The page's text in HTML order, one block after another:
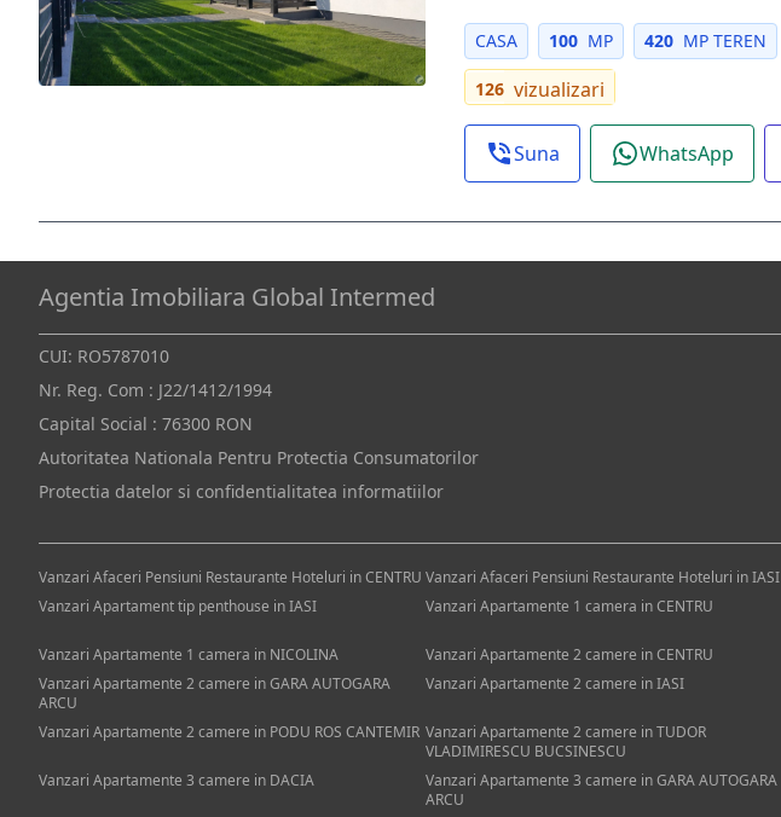
CASA MP
100 MP TEREN
420
vizualizari
126
Suna WhatsApp
Agentia Imobiliara Global Intermed
CUI: RO5787010
Nr. Reg. Com : J22/1412/1994
Capital Social : 76300 RON
Autoritatea Nationala Pentru Protectia Consumatorilor
Protectia datelor si confidentialitatea informatiilor
Vanzari Afaceri Pensiuni Restaurante Hoteluri in CENTRU Vanzari Afaceri Pensiuni Restaurante Hoteluri in IASI
Vanzari Apartament tip penthouse in IASI
Vanzari Apartamente 1 camera in CENTRU
Vanzari Apartamente 1 camera in NICOLINA
Vanzari Apartamente 2 camere in CENTRU
Vanzari Apartamente 2 camere in GARA AUTOGARA
ARCU
Vanzari Apartamente 2 camere in IASI
Vanzari Apartamente 2 camere in PODU ROS CANTEMIR Vanzari Apartamente 2 camere in TUDOR
VLADIMIRESCU BUCSINESCU
Vanzari Apartamente 3 camere in DACIA
Vanzari Apartamente 3 camere in GARA AUTOGARA
ARCU